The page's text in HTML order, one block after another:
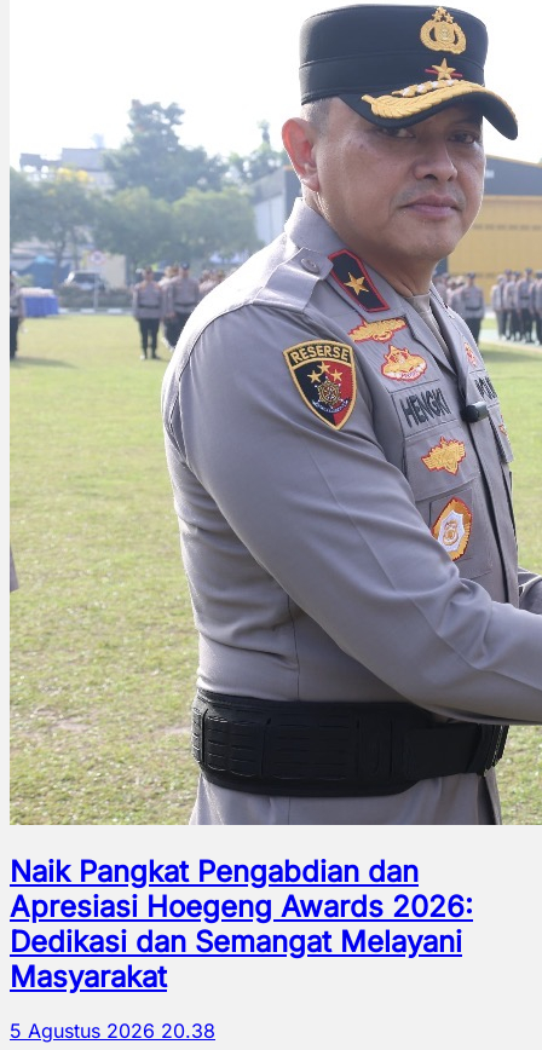
Naik Pangkat Pengabdian dan
Apresiasi Hoegeng Awards 2026:
Dedikasi dan Semangat Melayani
Masyarakat
5 Agustus 2026 20.38